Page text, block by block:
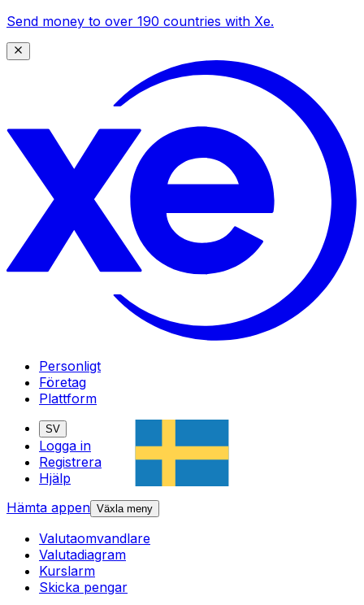
Send money to over 190 countries with Xe.
Personligt
Företag
Plattform
SV
Logga in
Registrera
Hjälp
Hämta appen Växla meny
Valutaomvandlare
Valutadiagram
Kurslarm
Skicka pengar